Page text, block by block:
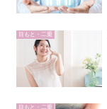
目もと・二重
目もと・二重